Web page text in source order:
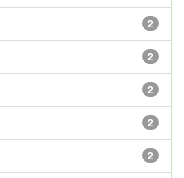
2
2
2
2
2